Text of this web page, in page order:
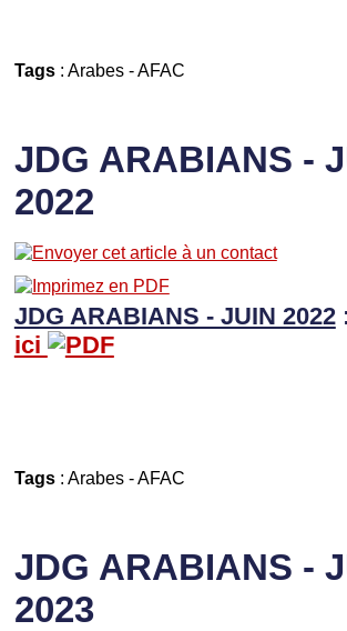
Tags: Arabes-AFAC
JDG ARABIANS -
2022
JDG ARABIANS - JUIN 2022
ici
Tags: Arabes-AFAC
JDG ARABIANS -
2023